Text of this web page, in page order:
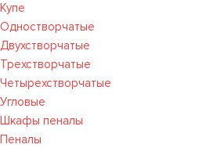
Купе
Одностворчатые
Двухстворчатые
Трехстворчатые
Четырехстворчатые
Угловые
Шкафы пеналы
Пеналы